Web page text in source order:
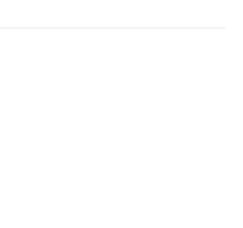
we wat er speelt en wat